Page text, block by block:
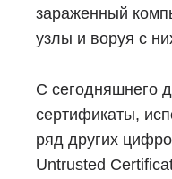
зараженный
узлы и воруя с
С сегодняшнего
сертификаты,
ряд других
Untrusted